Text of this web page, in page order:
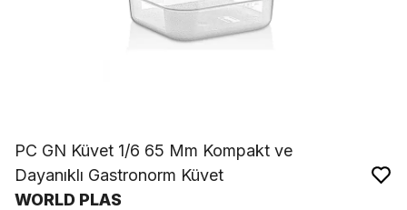
PC GN Küvet 1/6 65 Mm Kompakt ve
Dayanıklı Gastronorm Küvet
WORLD PLAS